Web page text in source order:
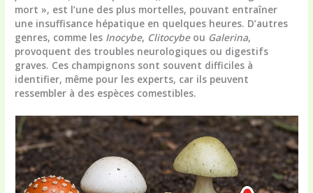
mort », est l’une des plus mortelles, pouvant entraîner
une insuffisance hépatique en quelques heures. D’autres
genres, comme les Inocybe, Clitocybeou Galerina,
provoquent des troubles neurologiques ou digestifs
graves. Ces champignons sont souvent difficiles à
identifier, même pour les experts, car ils peuvent
ressembler à des espèces comestibles.